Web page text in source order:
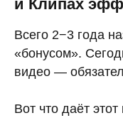
и Клипах
Всего 2−3 года
«бонусом».
видео —
Вот что даёт этот